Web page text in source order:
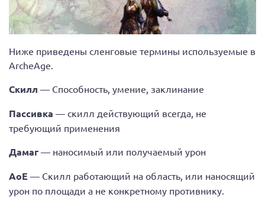
Ниже приведены сленговые термины используемые в
ArcheAge.
Скилл — Способность, умение, заклинание
Пассивка — скилл действующий всегда, не
требующий применения
Дамаг — наносимый или получаемый урон
АоЕ — Скилл работающий на область, или наносящий
урон по площади а не конкретному противнику.